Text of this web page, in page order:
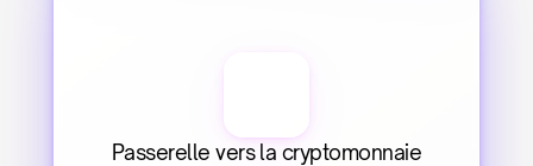
Passerelle vers la cryptomonnaie